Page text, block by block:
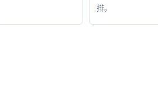
排。